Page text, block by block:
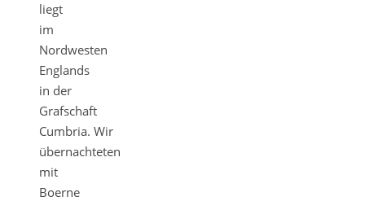
liegt
im
Nordwesten
Englands
in der
Grafschaft
Cumbria. Wir
übernachteten
mit
Boerne